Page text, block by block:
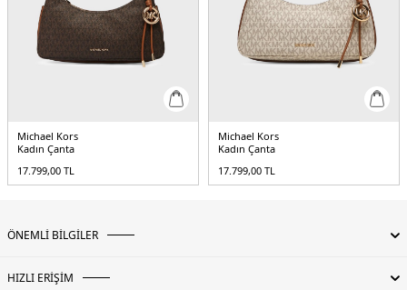
Michael Kors
Kadın Çanta
17.799,00 TL
Michael Kors
Kadın Çanta
17.799,00 TL
ÖNEMLİ BİLGİLER
HIZLI ERİŞİM